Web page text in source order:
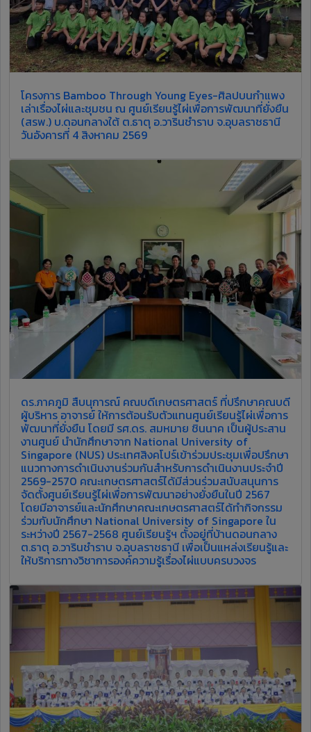
โครงการ Bamboo Through Young Eyes-ศิลปบนกำแพง
เล่าเรื่องไผ่และชุมชน ณ ศูนย์เรียนรู้ไผ่เพื่อการพัฒนาที่ยั่งยืน
(สรพ.) บ.ดอนกลางใต้ ต.ธาตุ อ.วารินชำราบ จ.อุบลราชธานี
วันอังคารที่ 4 สิงหาคม 2569
ดร.ภาคภูมิ สืบนุการณ์ คณบดีเกษตรศาสตร์ ที่ปรึกษาคณบดี
ผู้บริหาร อาจารย์ ให้การต้อนรับตัวแทนศูนย์เรียนรู้ไผ่เพื่อการ
พัฒนาที่ยั่งยืน โดยมี รศ.ดร. สมหมาย ชินนาค เป็นผู้ประสาน
งานศูนย์ นำนักศึกษาจาก National University of
Singapore (NUS) ประเทศสิงคโปร์เข้าร่วมประชุมเพื่อปรึกษา
แนวทางการดำเนินงานร่วมกันสำหรับการดำเนินงานประจำปี
2569-2570 คณะเกษตรศาสตร์ได้มีส่วนร่วมสนับสนุนการ
จัดตั้งศูนย์เรียนรู้ไผ่เพื่อการพัฒนาอย่างยั่งยืนในปี 2567
โดยมีอาจารย์และนักศึกษาคณะเกษตรศาสตร์ได้ทำกิจกรรม
ร่วมกับนักศึกษา National University of Singapore ใน
ระหว่างปี 2567-2568 ศูนย์เรียนรู้ฯ ตั้งอยู่ที่บ้านดอนกลาง
ต.ธาตุ อ.วารินชำราบ จ.อุบลราชธานี เพื่อเป็นแหล่งเรียนรู้และ
ให้บริการทางวิชาการองค์ความรู้เรื่องไผ่แบบครบวงจร